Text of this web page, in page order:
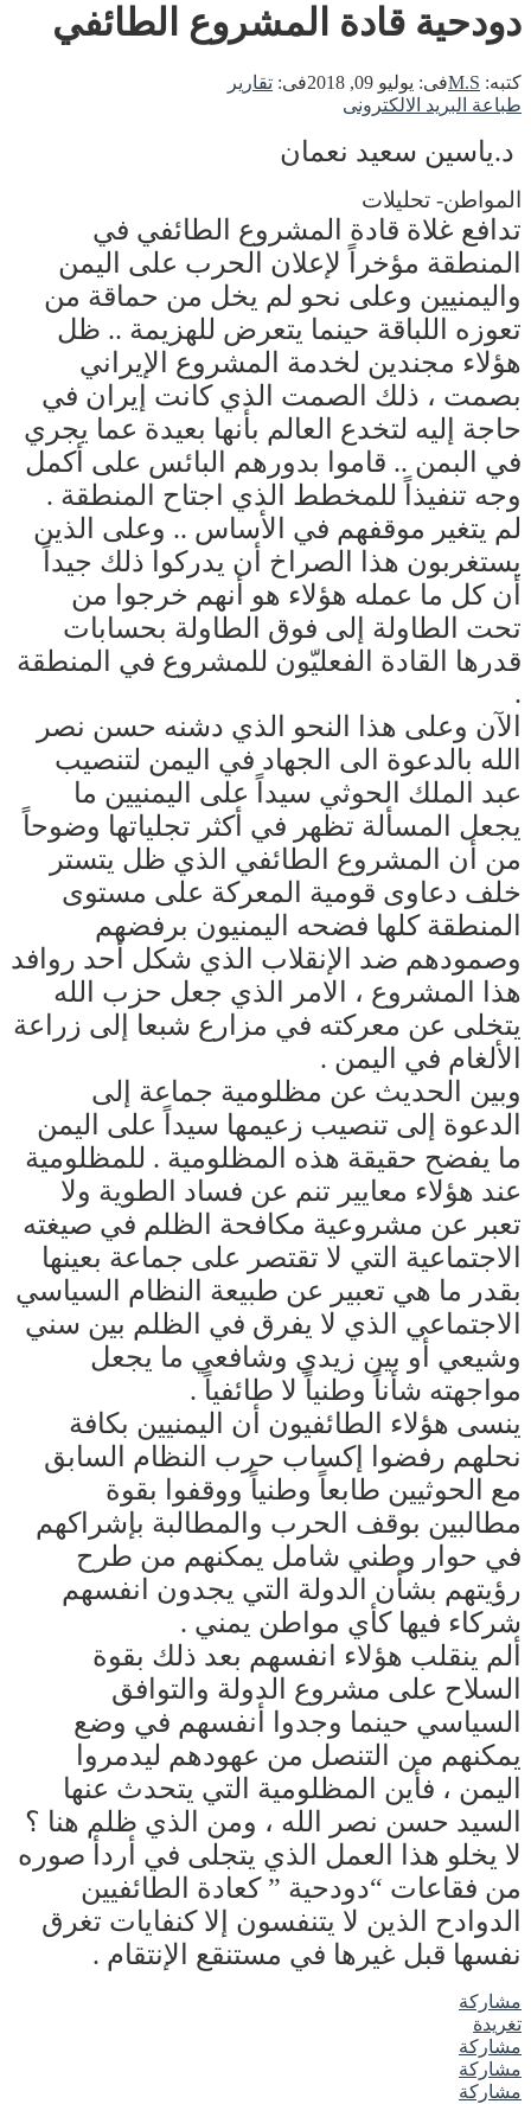
دودحية قادة المشروع الطائفي
كتبه: M.Sفى: يوليو 09, 2018 فى: تقارير
طباعة البريد الالكترونى
د.ياسين سعيد نعمان
المواطن- تحليلات
تدافع غلاة قادة المشروع الطائفي في
المنطقة مؤخراً لإعلان الحرب على اليمن
واليمنيين وعلى نحو لم يخل من حماقة من
تعوزه اللباقة حينما يتعرض للهزيمة .. ظل
هؤلاء مجندين لخدمة المشروع الإيراني
بصمت ، ذلك الصمت الذي كانت إيران في
حاجة إليه لتخدع العالم بأنها بعيدة عما يجري
في البمن .. قاموا بدورهم البائس على أكمل
وجه تنفيذاً للمخطط الذي اجتاح المنطقة .
لم يتغير موقفهم في الأساس .. وعلى الذين
يستغربون هذا الصراخ أن يدركوا ذلك جيداً
أن كل ما عمله هؤلاء هو أنهم خرجوا من
تحت الطاولة إلى فوق الطاولة بحسابات
قدرها القادة الفعليّون للمشروع في المنطقة
.
الآن وعلى هذا النحو الذي دشنه حسن نصر
الله بالدعوة الى الجهاد في اليمن لتنصيب
عبد الملك الحوثي سيداً على اليمنيين ما
يجعل المسألة تظهر في أكثر تجلياتها وضوحاً
من أن المشروع الطائفي الذي ظل يتستر
خلف دعاوى قومية المعركة على مستوى
المنطقة كلها فضحه اليمنيون برفضهم
وصمودهم ضد الإنقلاب الذي شكل أحد روافد
هذا المشروع ، الامر الذي جعل حزب الله
يتخلى عن معركته في مزارع شبعا إلى زراعة
الألغام في اليمن .
وبين الحديث عن مظلومية جماعة إلى
الدعوة إلى تنصيب زعيمها سيداً على اليمن
ما يفضح حقيقة هذه المظلومية . للمظلومية
عند هؤلاء معايير تنم عن فساد الطوية ولا
تعبر عن مشروعية مكافحة الظلم في صيغته
الاجتماعية التي لا تقتصر على جماعة بعينها
بقدر ما هي تعبير عن طبيعة النظام السياسي
الاجتماعي الذي لا يفرق في الظلم بين سني
وشيعي أو بين زيدي وشافعي ما يجعل
مواجهته شأناً وطنياً لا طائفياً .
ينسى هؤلاء الطائفيون أن اليمنيين بكافة
نحلهم رفضوا إكساب حرب النظام السابق
مع الحوثيين طابعاً وطنياً ووقفوا بقوة
مطالبين بوقف الحرب والمطالبة بإشراكهم
في حوار وطني شامل يمكنهم من طرح
رؤيتهم بشأن الدولة التي يجدون انفسهم
شركاء فيها كأي مواطن يمني .
ألم ينقلب هؤلاء انفسهم بعد ذلك بقوة
السلاح على مشروع الدولة والتوافق
السياسي حينما وجدوا أنفسهم في وضع
يمكنهم من التنصل من عهودهم ليدمروا
اليمن ، فأين المظلومية التي يتحدث عنها
السيد حسن نصر الله ، ومن الذي ظلم هنا ؟
لا يخلو هذا العمل الذي يتجلى في أردأ صوره
من فقاعات “دودحية ” كعادة الطائفيين
الدوادح الذين لا يتنفسون إلا كنفايات تغرق
نفسها قبل غيرها في مستنقع الإنتقام .
مشاركة
تغريدة
مشاركة
مشاركة
مشاركة